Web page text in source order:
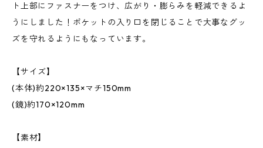
ト上部にファスナーをつけ、広がり・膨らみを軽減できるよ
うにしました！ポケットの入り口を閉じることで大事なグッ
ズを守れるようにもなっています。
【サイズ】
(本体)約220×135×マチ150mm
(鏡)約170×120mm
【素材】